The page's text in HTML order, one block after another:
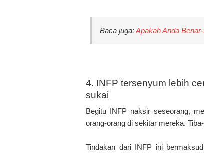
Baca juga:Apakah Anda
4. INFP tersenyum lebih
sukai
Begitu INFP naksir seseorang,
orang-orang di sekitar mereka.
Tindakan dari INFP ini